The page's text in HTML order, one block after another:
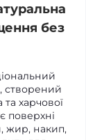
без
створений
харчової
поверхні
жир, накип,